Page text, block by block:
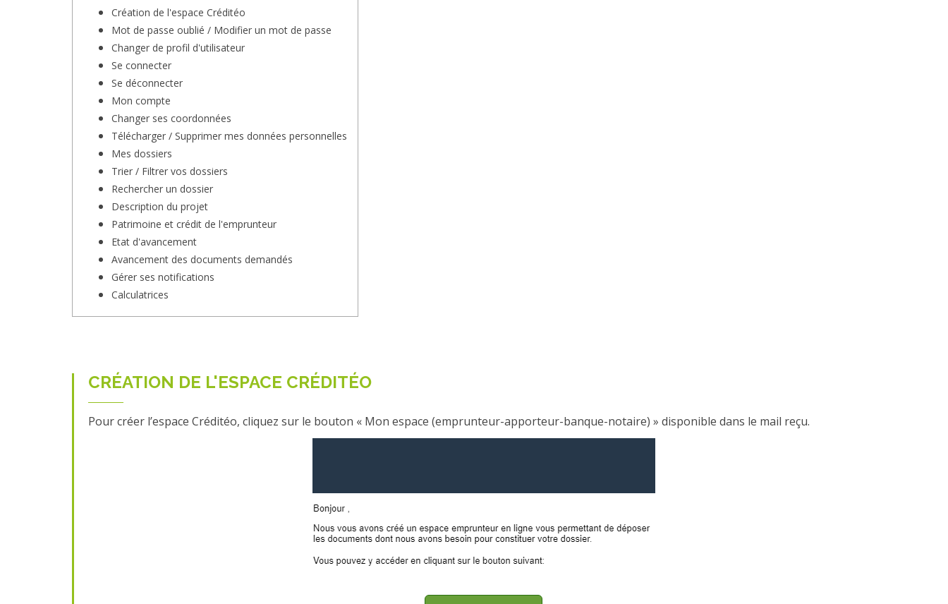
Création de l'espace Créditéo
Mot de passe oublié / Modifier un mot de passe
Changer de profil d'utilisateur
Se connecter
Se déconnecter
Mon compte
Changer ses coordonnées
Télécharger / Supprimer mes données personnelles
Mes dossiers
Trier / Filtrer vos dossiers
Rechercher un dossier
Description du projet
Patrimoine et crédit de l'emprunteur
Etat d'avancement
Avancement des documents demandés
Gérer ses notifications
Calculatrices
CRÉATION DE L'ESPACE CRÉDITÉO
Pour créer l’espace Créditéo, cliquez sur le bouton « Mon espace (emprunteur-apporteur-banque-notaire) » disponible dans le mail reçu.